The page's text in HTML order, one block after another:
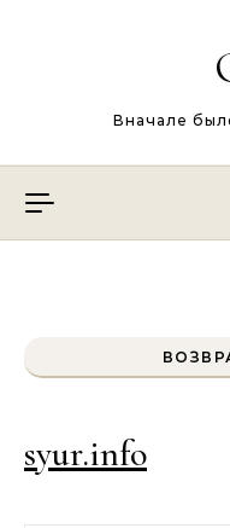
Вначале
syur.info